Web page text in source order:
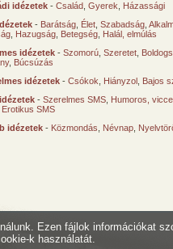
idézetek - Család Gyerek
Házassági
- Barátság Élet Szabadság
Hazugság Betegség Halál, elmúlás
idézetek - Szomorú Szeretet
, Búcsúzás
idézetek - Csókok Hiányzol Bajos
- Szerelmes SMS Humoros,
Erotikus SMS
idézetek - Közmondás Névnap
Ezen fájlok információkat
k használatát.